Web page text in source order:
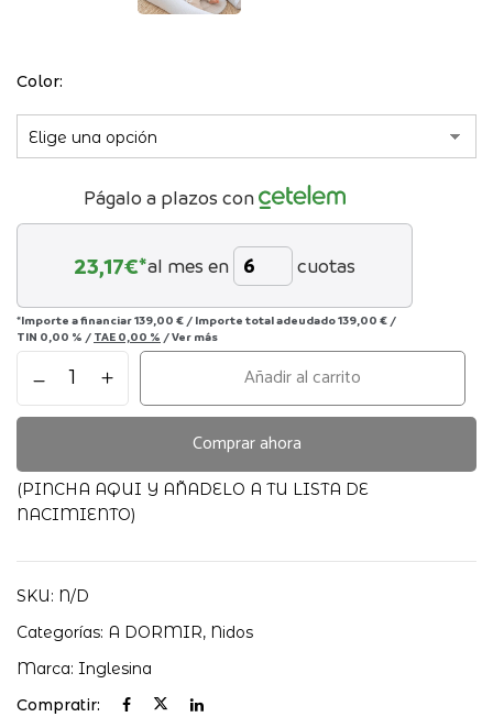
Color
Págalo a plazos con
23,17€*al mes en cuotas
*Importe a financiar139,00 € / Importe total adeudado139,00 € /
TIN 0,00 % / TAE 0,00 % /Ver más
POP
INGLESINA
Añadir al carrito
Comprar ahora
(PINCHA AQUI Y AÑADELO A TU LISTA DE
NACIMIENTO)
SKU: N/D
Categorías: A DORMIR, Nidos
Marca: Inglesina
Compratir: